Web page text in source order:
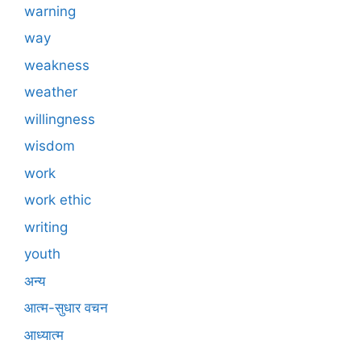
warning
way
weakness
weather
willingness
wisdom
work
work ethic
writing
youth
अन्य
आत्म-सुधार वचन
आध्यात्म